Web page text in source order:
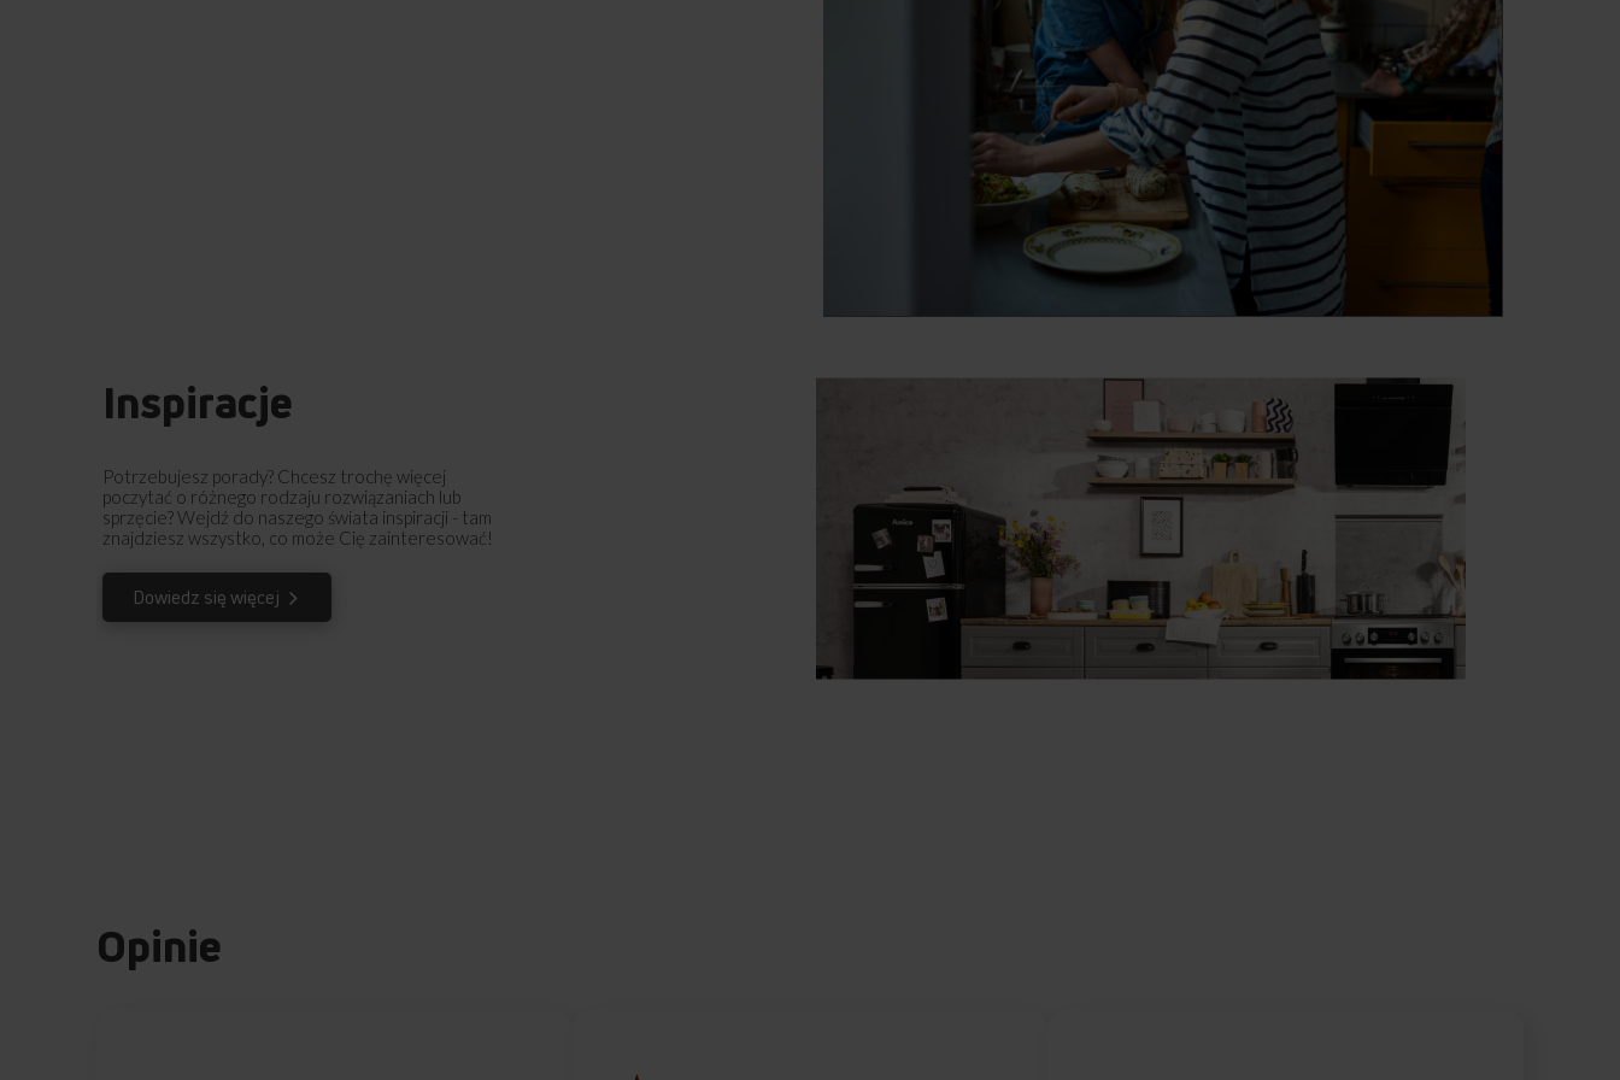
617GES3.33HZpTaDpA(Xx) (kod: 58684)
Inspiracje
Potrzebujesz porady? Chcesz trochę więcej
poczytać o różnego rodzaju rozwiązaniach lub
sprzęcie? Wejdź do naszego świata inspiracji - tam
znajdziesz wszystko, co może Cię zainteresować!
Dowiedz się więcej
Opinie